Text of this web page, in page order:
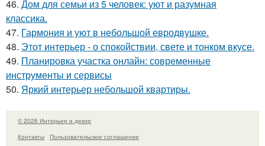
46. Дом для семьи из 5 человек: уют и разумная
классика.
47. Гармония и уют в небольшой евродвушке.
48. Этот интерьер - о спокойствии, свете и тонком вкусе.
49. Планировка участка онлайн: современные
инструменты и сервисы
50. Яркий интерьер небольшой квартиры.
© 2026 Интерьер и декор
Контакты
Пользовательское соглашение